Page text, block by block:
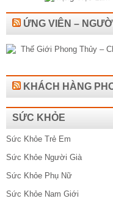
ỨNG VIÊN –
KHÁCH HÀNG
SỨC KHỎE
Sức Khỏe Trẻ Em
Sức Khỏe Người Già
Sức Khỏe Phụ Nữ
Sức Khỏe Nam Giới